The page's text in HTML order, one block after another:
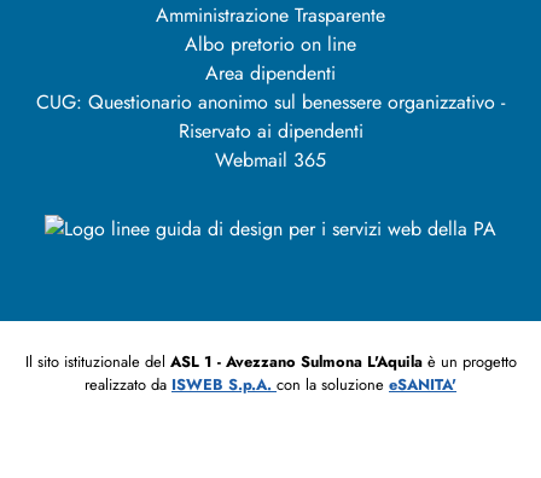
Amministrazione Trasparente
Albo pretorio on line
Area dipendenti
CUG: Questionario anonimo sul benessere organizzativo -
Riservato ai dipendenti
Webmail 365
Il sito istituzionale del ASL 1 - Avezzano Sulmona L'Aquilaè un progetto
realizzato da ISWEB S.p.A. con la soluzione eSANITA'